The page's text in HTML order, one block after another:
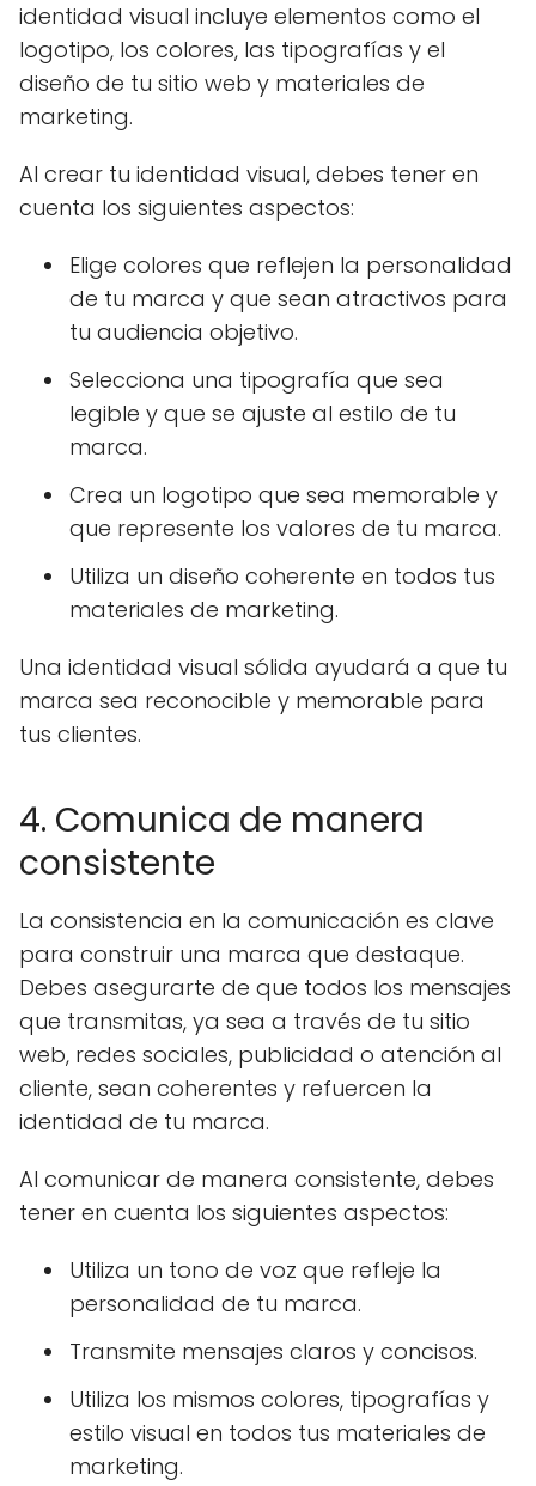
identidad visual incluye elementos como el
logotipo, los colores, las tipografías y el
diseño de tu sitio web y materiales de
marketing.
Al crear tu identidad visual, debes tener en
cuenta los siguientes aspectos:
Elige colores que reflejen la personalidad
de tu marca y que sean atractivos para
tu audiencia objetivo.
Selecciona una tipografía que sea
legible y que se ajuste al estilo de tu
marca.
Crea un logotipo que sea memorable y
que represente los valores de tu marca.
Utiliza un diseño coherente en todos tus
materiales de marketing.
Una identidad visual sólida ayudará a que tu
marca sea reconocible y memorable para
tus clientes.
4. Comunica de manera
consistente
La consistencia en la comunicación es clave
para construir una marca que destaque.
Debes asegurarte de que todos los mensajes
que transmitas, ya sea a través de tu sitio
web, redes sociales, publicidad o atención al
cliente, sean coherentes y refuercen la
identidad de tu marca.
Al comunicar de manera consistente, debes
tener en cuenta los siguientes aspectos:
Utiliza un tono de voz que refleje la
personalidad de tu marca.
Transmite mensajes claros y concisos.
Utiliza los mismos colores, tipografías y
estilo visual en todos tus materiales de
marketing.